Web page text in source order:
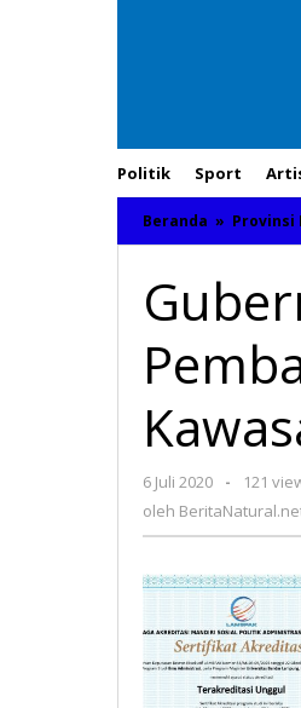
Politik Sport
Beranda » Provinsi
6 Juli 2020
oleh
-
121
oleh